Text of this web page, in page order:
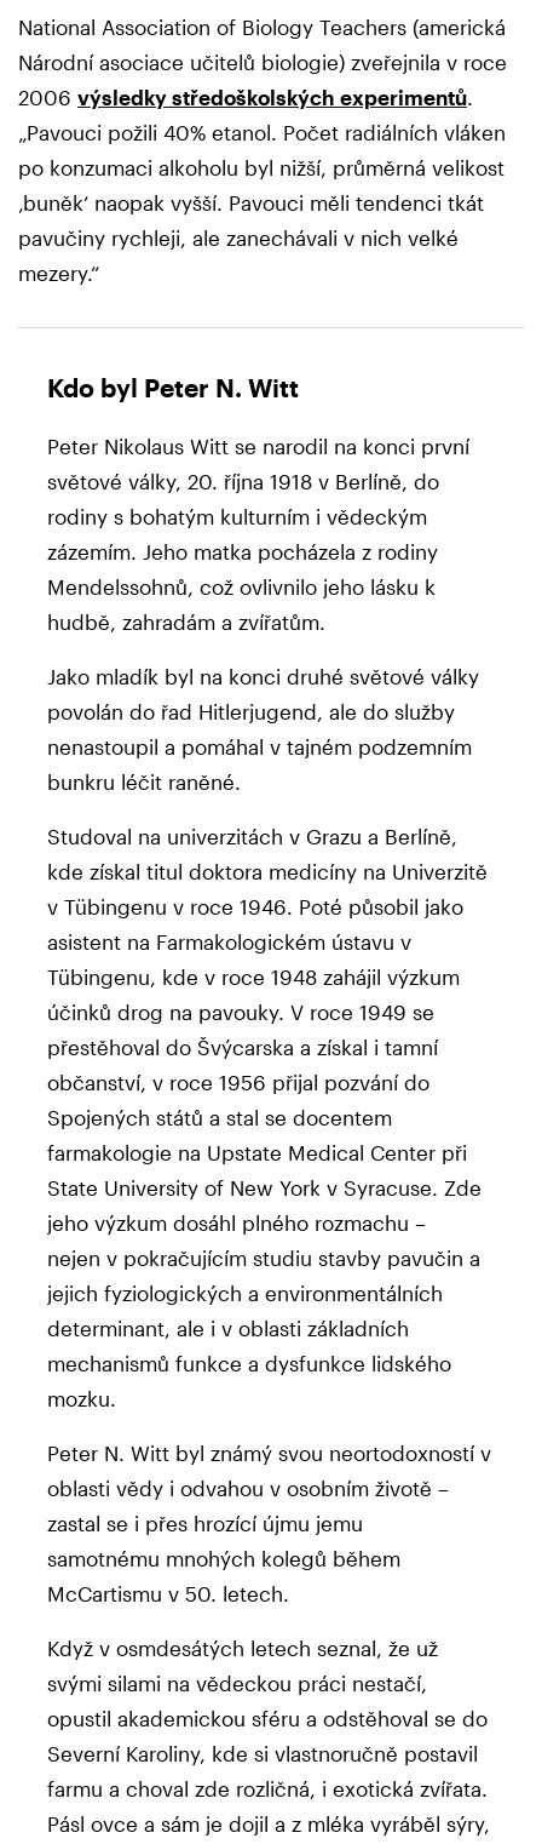
National Association of Biology Teachers (americká
Národní asociace učitelů biologie) zveřejnila v roce
2006 výsledky středoškolských experimentů.
„Pavouci požili 40% etanol. Počet radiálních vláken
po konzumaci alkoholu byl nižší, průměrná velikost
‚buněk‘ naopak vyšší. Pavouci měli tendenci tkát
pavučiny rychleji, ale zanechávali v nich velké
mezery.“
Kdo byl Peter N. Witt
Peter Nikolaus Witt se narodil na konci první
světové války, 20. října 1918 v Berlíně, do
rodiny s bohatým kulturním i vědeckým
zázemím. Jeho matka pocházela z rodiny
Mendelssohnů, což ovlivnilo jeho lásku k
hudbě, zahradám a zvířatům.
Jako mladík byl na konci druhé světové války
povolán do řad Hitlerjugend, ale do služby
nenastoupil a pomáhal v tajném podzemním
bunkru léčit raněné.
Studoval na univerzitách v Grazu a Berlíně,
kde získal titul doktora medicíny na Univerzitě
v Tübingenu v roce 1946. Poté působil jako
asistent na Farmakologickém ústavu v
Tübingenu, kde v roce 1948 zahájil výzkum
účinků drog na pavouky. V roce 1949 se
přestěhoval do Švýcarska a získal i tamní
občanství, v roce 1956 přijal pozvání do
Spojených států a stal se docentem
farmakologie na Upstate Medical Center při
State University of New York v Syracuse. Zde
jeho výzkum dosáhl plného rozmachu –
nejen v pokračujícím studiu stavby pavučin a
jejich fyziologických a environmentálních
determinant, ale i v oblasti základních
mechanismů funkce a dysfunkce lidského
mozku.
Peter N. Witt byl známý svou neortodoxností v
oblasti vědy i odvahou v osobním životě –
zastal se i přes hrozící újmu jemu
samotnému mnohých kolegů během
McCartismu v 50. letech.
Když v osmdesátých letech seznal, že už
svými silami na vědeckou práci nestačí,
opustil akademickou sféru a odstěhoval se do
Severní Karoliny, kde si vlastnoručně postavil
farmu a choval zde rozličná, i exotická zvířata.
Pásl ovce a sám je dojil a z mléka vyráběl sýry,